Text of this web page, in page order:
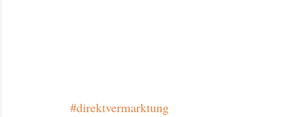
#direktvermarktung